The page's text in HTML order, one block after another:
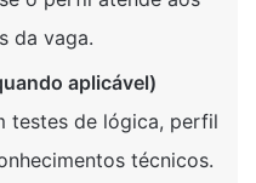
da vaga.
aplicável)
testes de lógica, perfil
técnicos.